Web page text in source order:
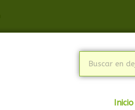
Inicio